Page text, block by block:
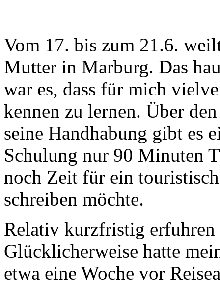
Vom 17. bis zum 21.6.
Mutter in Marburg. Das
war es, dass für mich
kennen zu lernen. Über
seine Handhabung gibt es
Schulung nur 90 Minuten
noch Zeit für ein
schreiben möchte.
Relativ kurzfristig
Glücklicherweise hatte
etwa eine Woche vor